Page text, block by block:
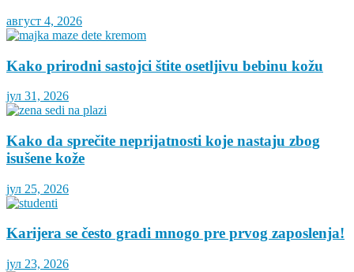
август 4, 2026
Kako prirodni sastojci štite osetljivu bebinu kožu
јул 31, 2026
Kako da sprečite neprijatnosti koje nastaju zbog
isušene kože
јул 25, 2026
Karijera se često gradi mnogo pre prvog zaposlenja!
јул 23, 2026